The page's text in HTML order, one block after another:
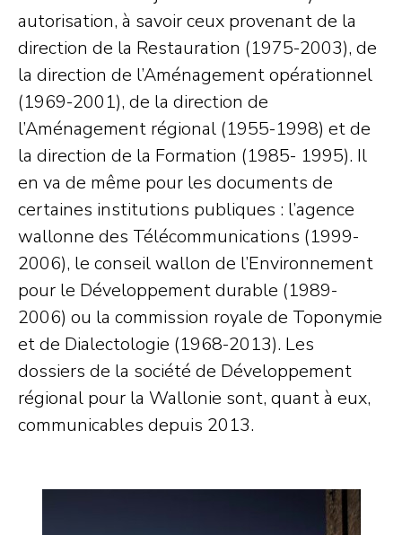
autorisation, à savoir ceux provenant de la
direction de la Restauration (1975-2003), de
la direction de l’Aménagement opérationnel
(1969-2001), de la direction de
l’Aménagement régional (1955-1998) et de
la direction de la Formation (1985- 1995). Il
en va de même pour les documents de
certaines institutions publiques : l’agence
wallonne des Télécommunications (1999-
2006), le conseil wallon de l’Environnement
pour le Développement durable (1989-
2006) ou la commission royale de Toponymie
et de Dialectologie (1968-2013). Les
dossiers de la société de Développement
régional pour la Wallonie sont, quant à eux,
communicables depuis 2013.